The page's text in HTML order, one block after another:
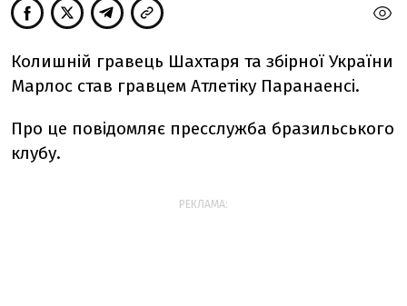
Колишній гравець Шахтаря та збірної України
Марлос став гравцем Атлетіку Паранаенсі.
Про це повідомляє пресслужба бразильського
клубу.
РЕКЛАМА: